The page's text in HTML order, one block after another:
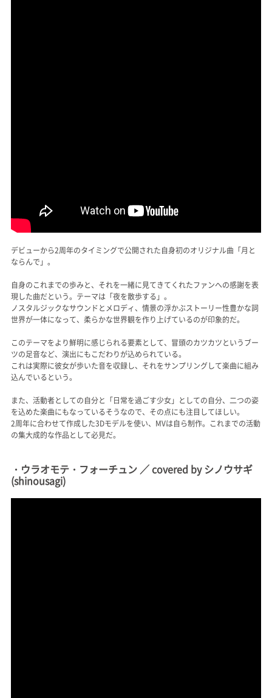
デビューから2周年のタイミングで公開された自身初のオリジナル曲「月と
ならんで」。
自身のこれまでの歩みと、それを一緒に見てきてくれたファンへの感謝を表
現した曲だという。テーマは「夜を散歩する」。
ノスタルジックなサウンドとメロディ、情景の浮かぶストーリー性豊かな詞
世界が一体になって、柔らかな世界観を作り上げているのが印象的だ。
このテーマをより鮮明に感じられる要素として、冒頭のカツカツというブー
ツの足音など、演出にもこだわりが込められている。
これは実際に彼女が歩いた音を収録し、それをサンプリングして楽曲に組み
込んでいるという。
また、活動者としての自分と「日常を過ごす少女」としての自分、二つの姿
を込めた楽曲にもなっているそうなので、その点にも注目してほしい。
2周年に合わせて作成した3Dモデルを使い、MVは自ら制作。これまでの活動
の集大成的な作品として必見だ。
・ウラオモテ・フォーチュン ／ covered by シノウサギ
(shinousagi)